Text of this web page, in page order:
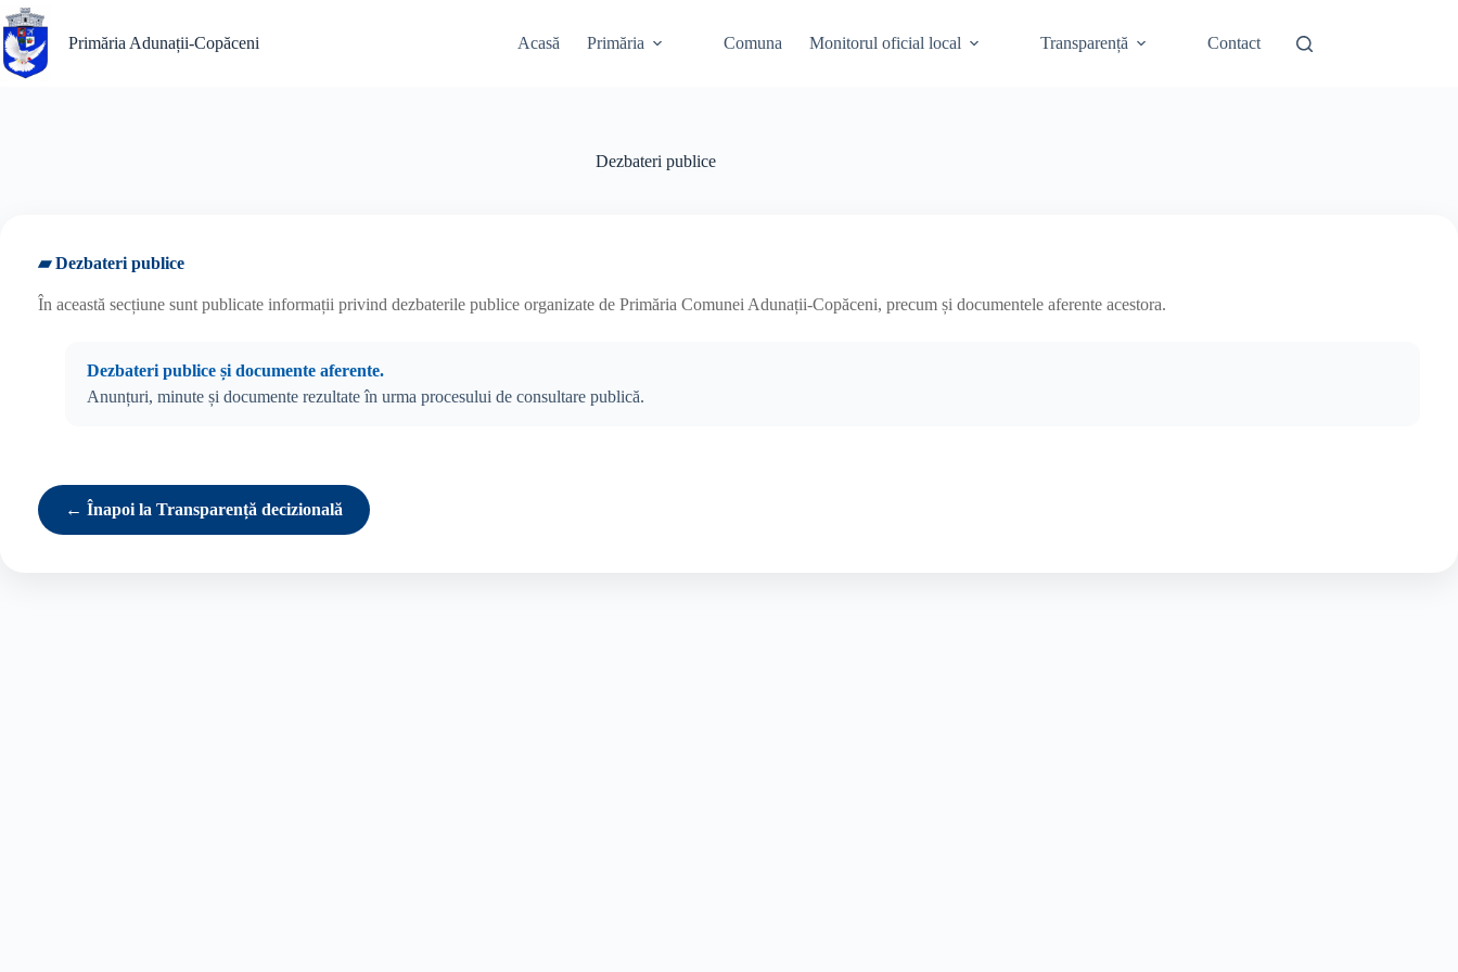
Sari
la
conținut
Primăria Adunații-Copăceni Acasă Primăria Comuna Monitorul oficial local Transparență Contact
Dezbateri publice
▰ Dezbateri publice
În această secțiune sunt publicate informații privind dezbaterile publice organizate de Primăria Comunei Adunații-Copăceni, precum și documentele aferente acestora.
Dezbateri publice și documente aferente.
Anunțuri, minute și documente rezultate în urma procesului de consultare publică.
← Înapoi la Transparență decizională